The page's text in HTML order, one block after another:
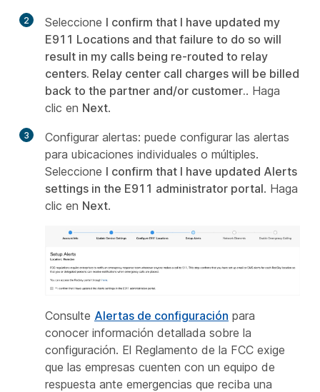
2 Seleccione I confirm that I have updated my
E911 Locations and that failure to do so will
result in my calls being re-routed to relay
centers. Relay center call charges will be billed
back to the partner and/or customer.. Haga
clic en Next.
3
Configurar alertas: puede configurar las alertas
para ubicaciones individuales o múltiples.
Seleccione I confirm that I have updated Alerts
settings in the E911 administrator portal. Haga
clic en Next.
Consulte Alertas de configuración para
conocer información detallada sobre la
configuración. El Reglamento de la FCC exige
que las empresas cuenten con un equipo de
respuesta ante emergencias que reciba una